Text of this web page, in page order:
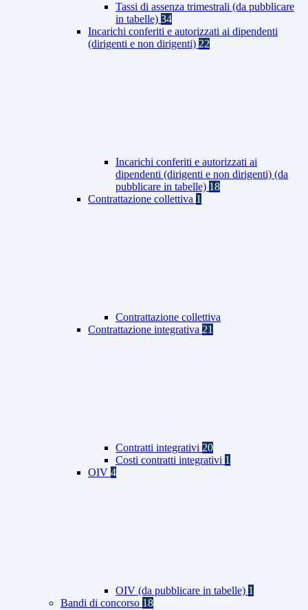
Tassi di assenza trimestrali (da pubblicare
in tabelle) 34
Incarichi conferiti e autorizzati ai dipendenti
(dirigenti e non dirigenti) 22
Incarichi conferiti e autorizzati ai
dipendenti (dirigenti e non dirigenti) (da
pubblicare in tabelle) 18
Contrattazione collettiva 1
Contrattazione collettiva
Contrattazione integrativa 21
Contratti integrativi 20
Costi contratti integrativi 1
OIV 4
OIV (da pubblicare in tabelle) 1
Bandi di concorso 18